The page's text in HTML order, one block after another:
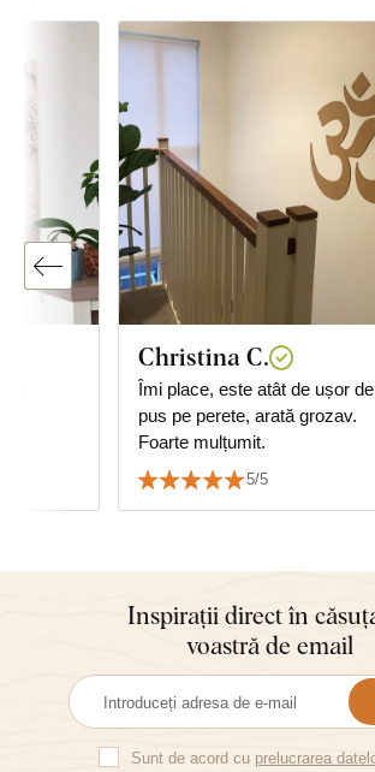
Christina C.
Îmi place, este atât de ușor de
pus pe perete, arată grozav.
Foarte mulțumit.
5/5
Inspirații direct în
voastră de email
Sunt de acord cu prelucrarea